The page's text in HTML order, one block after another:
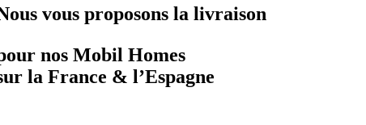
vous proposons la livraison
nos Mobil Homes
la France & l’Espagne